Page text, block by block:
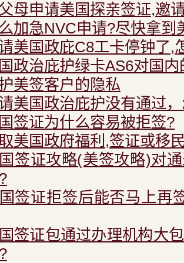
母申请美国探亲签证,邀
加急NVC申请?尽快拿到
美国政庇C8工卡停钟了,
政治庇护绿卡AS6对国
美签客户的隐私
美国政治庇护没有通过
签证为什么容易被拒签?
美国政府福利,签证或移
签证攻略(美签攻略)对
签证拒签后能否马上再
签证包通过办理机构大